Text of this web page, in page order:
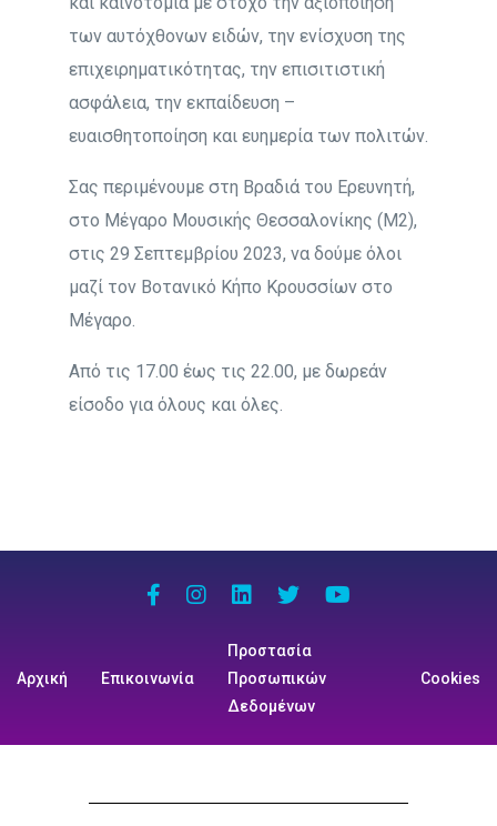
των αυτόχθονων ειδών, την ενίσχυση της
επιχειρηματικότητας, την επισιτιστική
ασφάλεια, την εκπαίδευση –
ευαισθητοποίηση και ευημερία των πολιτών.
Σας περιμένουμε στη Βραδιά του Ερευνητή,
στο Μέγαρο Μουσικής Θεσσαλονίκης (Μ2),
στις 29 Σεπτεμβρίου 2023, να δούμε όλοι
μαζί τον Βοτανικό Κήπο Κρουσσίων στο
Μέγαρο.
Από τις 17.00 έως τις 22.00, με δωρεάν
είσοδο για όλους και όλες.
Αρχική Επικοινωνία
Προστασία
Προσωπικών
Δεδομένων
Cookies